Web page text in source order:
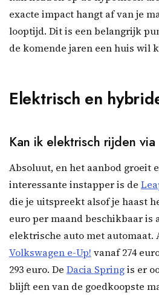
exacte impact hangt af van je
looptijd. Dit is een belangrijk
de komende jaren een huis wil
Elektrisch en
Kan ik elektrisch rijden
Absoluut, en het aanbod groeit
interessante instapper is de
die je uitspreekt alsof je haast
euro per maand beschikbaar is
elektrische auto met automaat.
Volkswagen e-Up! vanaf 274
293 euro. De Dacia Springis er
blijft een van de goedkoopste